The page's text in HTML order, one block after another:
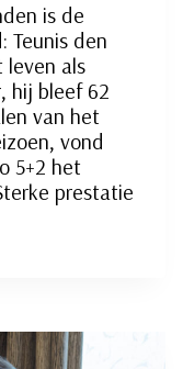
is de
Teunis den
leven als
hij bleef 62
van het
vond
5+2 het
prestatie